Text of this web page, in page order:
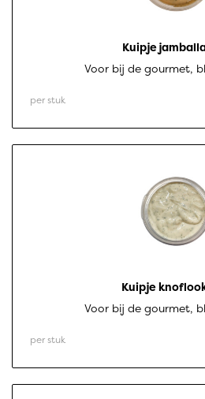
Kuipje
Voor bij de gourmet,
per stuk
Kuipje
Voor bij de gourmet,
per stuk